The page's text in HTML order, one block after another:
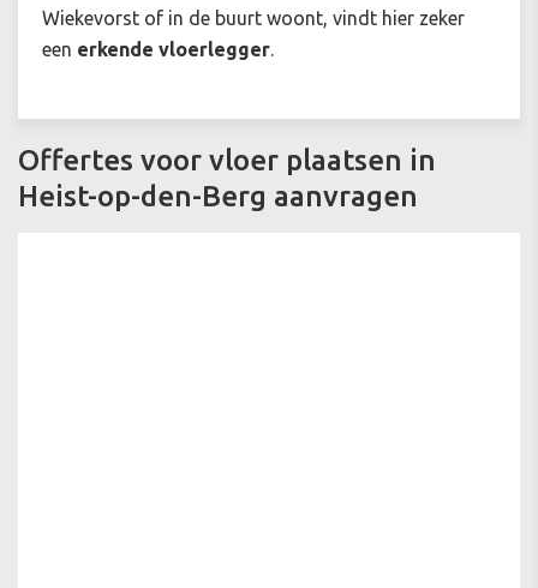
Wiekevorst of in de buurt woont, vindt hier zeker
een erkende vloerlegger.
Offertes voor vloer plaatsen in
Heist-op-den-Berg aanvragen